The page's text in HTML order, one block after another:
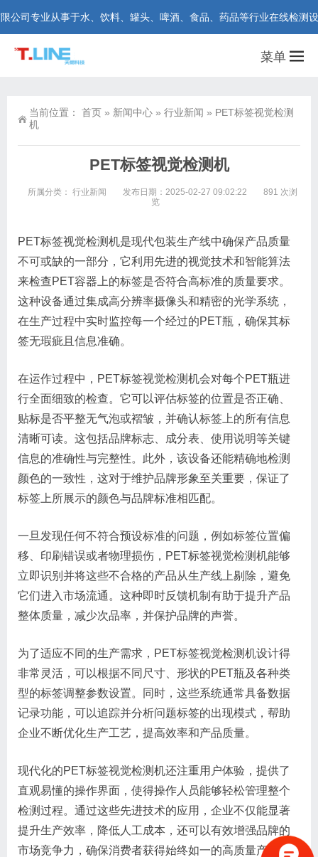
司专业从事于水、饮料、罐头、啤酒、食品、药品等行业在线检测
菜单
当前位置： 首页 » 新闻中心 » 行业新闻 » PET标签视觉检测
机
PET标签视觉检测机
所属分类： 行业新闻 发布日期：2025-02-27 09:02:22
891 次浏
览
PET标签视觉检测机是现代包装生产线中确保产品质量
不可或缺的一部分，它利用先进的视觉技术和智能算法
来检查PET容器上的标签是否符合高标准的质量要求。
这种设备通过集成高分辨率摄像头和精密的光学系统，
在生产过程中实时监控每一个经过的PET瓶，确保其标
签无瑕疵且信息准确。
在运作过程中，PET标签视觉检测机会对每个PET瓶进
行全面细致的检查。它可以评估标签的位置是否正确、
贴标是否平整无气泡或褶皱，并确认标签上的所有信息
清晰可读。这包括品牌标志、成分表、使用说明等关键
信息的准确性与完整性。此外，该设备还能精确地检测
颜色的一致性，这对于维护品牌形象至关重要，保证了
标签上所展示的颜色与品牌标准相匹配。
一旦发现任何不符合预设标准的问题，例如标签位置偏
移、印刷错误或者物理损伤，PET标签视觉检测机能够
立即识别并将这些不合格的产品从生产线上剔除，避免
它们进入市场流通。这种即时反馈机制有助于提升产品
整体质量，减少次品率，并保护品牌的声誉。
为了适应不同的生产需求，PET标签视觉检测机设计得
非常灵活，可以根据不同尺寸、形状的PET瓶及各种类
型的标签调整参数设置。同时，这些系统通常具备数据
记录功能，可以追踪并分析问题标签的出现模式，帮助
企业不断优化生产工艺，提高效率和产品质量。
现代化的PET标签视觉检测机还注重用户体验，提供了
直观易懂的操作界面，使得操作人员能够轻松管理整个
检测过程。通过这些先进技术的应用，企业不仅能显著
提升生产效率，降低人工成本，还可以有效增强品牌的
市场竞争力，确保消费者获得始终如一的高质量产品体